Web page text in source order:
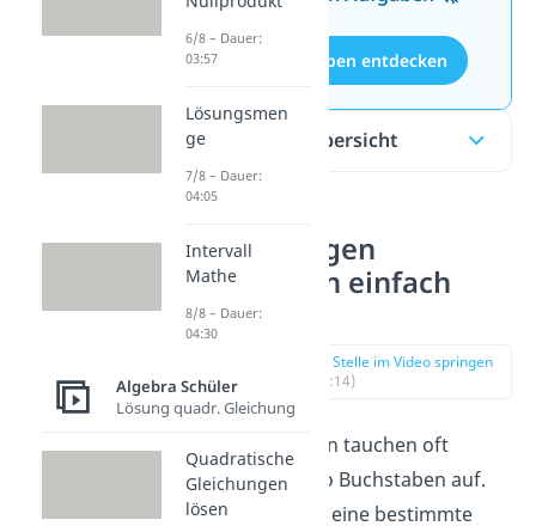
Aufgaben entdecken
Inhaltsübersicht
Gleichungen
umstellen einfach
erklärt
zur Stelle im Video springen
(00:14)
In Gleichungen tauchen oft
Variablen, also Buchstaben auf.
Sie stehen für eine bestimmte
6/8 – Dauer:
03:57
Lösungsmen
ge
7/8 – Dauer:
04:05
Intervall
Mathe
8/8 – Dauer:
04:30
Algebra Schüler
Lösung quadr. Gleichung
Quadratische
Gleichungen
lösen